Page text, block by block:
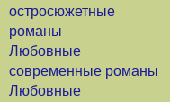
остросюжетные
романы
Любовные
современные романы
Любовные